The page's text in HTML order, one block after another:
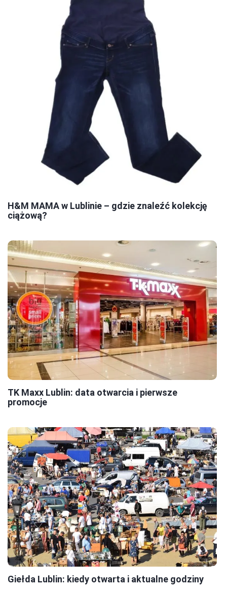
H&M MAMA w Lublinie – gdzie znaleźć kolekcję
ciążową?
TK Maxx Lublin: data otwarcia i pierwsze
promocje
Giełda Lublin: kiedy otwarta i aktualne godziny